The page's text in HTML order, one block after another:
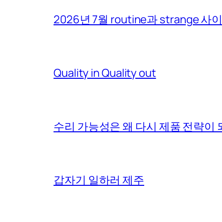
2026년 7월 routine과 strange 사
Quality in Quality out
수리 가능성은 왜 다시 제품 전략이
갑자기 일하러 제주